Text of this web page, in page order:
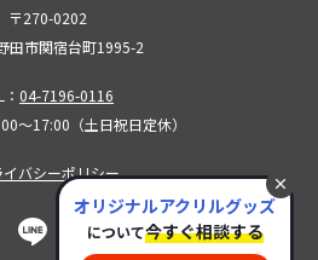
オリジナルアクリルグッズ
について今すぐ相談する
〒270-0202
田市関宿台町1995-2
04-7196-0116
～17:00（土日祝日定休）
イバシーポリシー